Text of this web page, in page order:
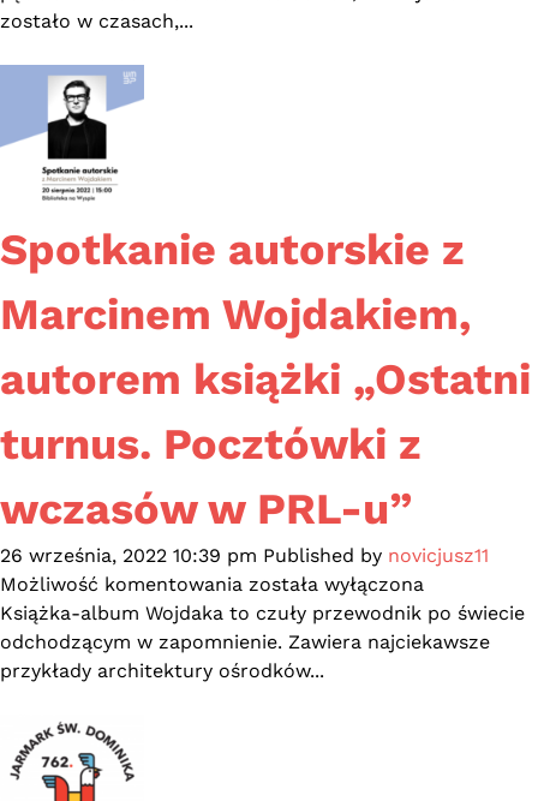
regionalnym
zostało w czasach,...
Spotkanie autorskie z
Marcinem Wojdakiem,
autorem książki „Ostatni
turnus. Pocztówki z
wczasów w PRL-u”
26 września, 2022 10:39 pm Published by novicjusz11
Możliwość komentowania Spotkanie
autorskie
z
Marcinem
została wyłączona
Książka-album Wojdaka to czuły przewodnik po świecie
odchodzącym w zapomnienie. Zawiera najciekawsze
przykłady architektury ośrodków...